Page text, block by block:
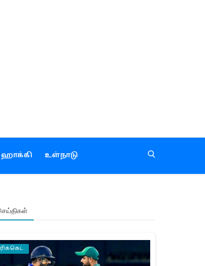
ஹாக்கி உள்நாடு
செய்திகள்